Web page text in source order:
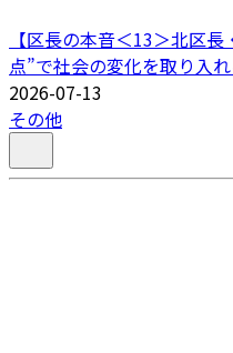
【区長の本音＜13＞北区
点”で社会の変化を取り入れ
2026-07-13
その他